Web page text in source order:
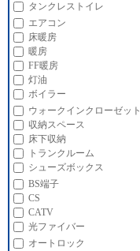
タンクレストイレ
エアコン
床暖房
暖房
FF暖房
灯油
ボイラー
ウォークインクローゼット
収納スペース
床下収納
トランクルーム
シューズボックス
BS端子
CS
CATV
光ファイバー
オートロック